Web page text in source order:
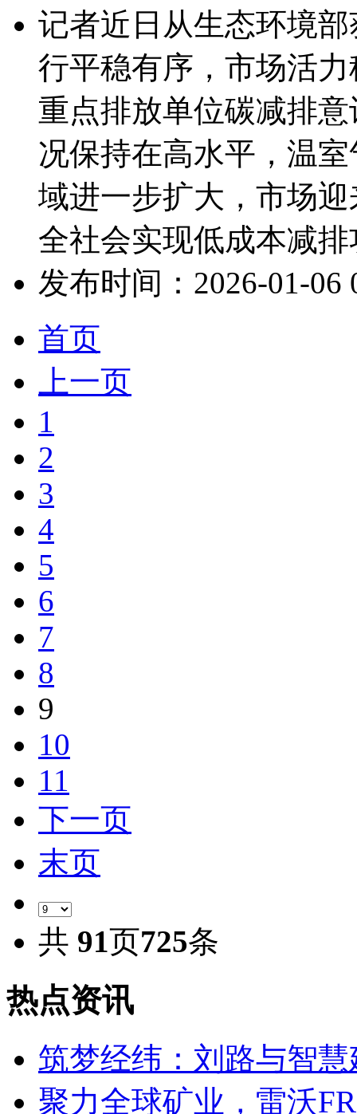
记者近日从生态环境
行平稳有序，市场活
重点排放单位碳减排
况保持在高水平，温
域进一步扩大，市场
全社会实现低成本减
发布时间：2026-01-06
首页
上一页
1
2
3
4
5
6
7
8
9
10
11
下一页
末页
共 91页725条
热点资讯
筑梦经纬：刘路与智
聚力全球矿业，雷沃